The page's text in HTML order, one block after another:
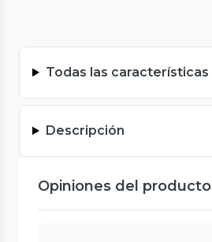
Todas las características
Descripción
Opiniones del producto